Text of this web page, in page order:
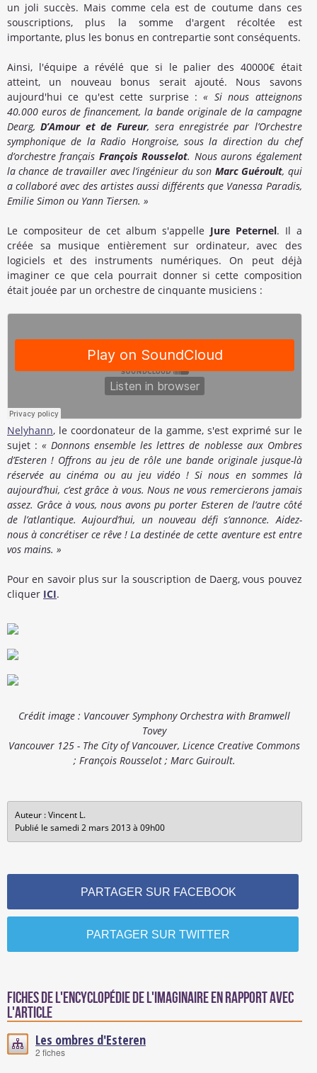
un joli succès. Mais comme cela est de coutume dans ces
souscriptions, plus la somme d'argent récoltée est
importante, plus les bonus en contrepartie sont conséquents.
Ainsi, l'équipe a révélé que si le palier des 40000€ était
atteint, un nouveau bonus serait ajouté. Nous savons
aujourd'hui ce qu'est cette surprise :« Si nous atteignons
40.000 euros de financement, la bande originale de la campagne
Dearg,D’Amour et de Fureur, sera enregistrée par l’Orchestre
symphonique de la Radio Hongroise, sous la direction du chef
d’orchestre français François Rousselot. Nous aurons également
la chance de travailler avec l’ingénieur du son Marc Guéroult, qui
a collaboré avec des artistes aussi différents que Vanessa Paradis,
Emilie Simon ou Yann Tiersen. »
Le compositeur de cet album s'appelle Jure Peternel. Il a
créée sa musique entièrement sur ordinateur, avec des
logiciels et des instruments numériques. On peut déjà
imaginer ce que cela pourrait donner si cette composition
était jouée par un orchestre de cinquante musiciens :
Nelyhann, le coordonateur de la gamme, s'est exprimé sur le
sujet :« Donnons ensemble les lettres de noblesse aux Ombres
d’Esteren ! Offrons au jeu de rôle une bande originale jusque-là
réservée au cinéma ou au jeu vidéo ! Si nous en sommes là
aujourd’hui, c’est grâce à vous. Nous ne vous remercierons jamais
assez. Grâce à vous, nous avons pu porter Esteren de l’autre côté
de l’atlantique. Aujourd’hui, un nouveau défi s’annonce. Aidez-
nous à concrétiser ce rêve ! La destinée de cette aventure est entre
vos mains. »
Pour en savoir plus sur la souscription de Daerg, vous pouvez
cliquer ICI.
Crédit image : Vancouver Symphony Orchestra with Bramwell
Tovey
Vancouver 125 - The City of Vancouver, Licence Creative Commons
; François Rousselot ; Marc Guiroult.
Auteur : Vincent L.
Publié le samedi 2 mars 2013 à 09h00
PARTAGER SUR FACEBOOK
PARTAGER SUR TWITTER
Fiches de l'encyclopédie de l'imaginaire en rapport avec
l'article
Les ombres d'Esteren
2 fiches